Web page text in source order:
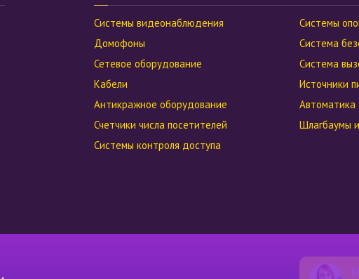
Системы видеонаблюдения
Домофоны
Сетевое оборудование
Кабели
Антикражное оборудование
Счетчики числа посетителей
Системы контроля доступа
Системы
Система
Система
Источники
Автоматика
Шлагбаумы